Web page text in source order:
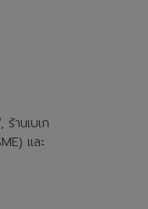
ร้านเบเก
และ